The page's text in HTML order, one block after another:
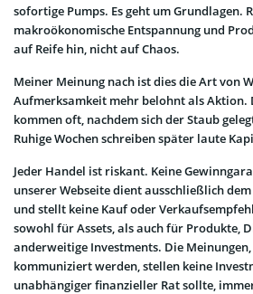
sofortige Pumps. Es geht um Grundlagen.
makroökonomische Entspannung und
auf Reife hin, nicht auf Chaos.
Meiner Meinung nach ist dies die Art von
Aufmerksamkeit mehr belohnt als Aktion.
kommen oft, nachdem sich der Staub
Ruhige Wochen schreiben später laute
Jeder Handel ist riskant. Keine
unserer Webseite dient ausschließlich
und stellt keine Kauf oder
sowohl für Assets, als auch für Produkte,
anderweitige Investments. Die
kommuniziert werden, stellen keine
unabhängiger finanzieller Rat sollte,